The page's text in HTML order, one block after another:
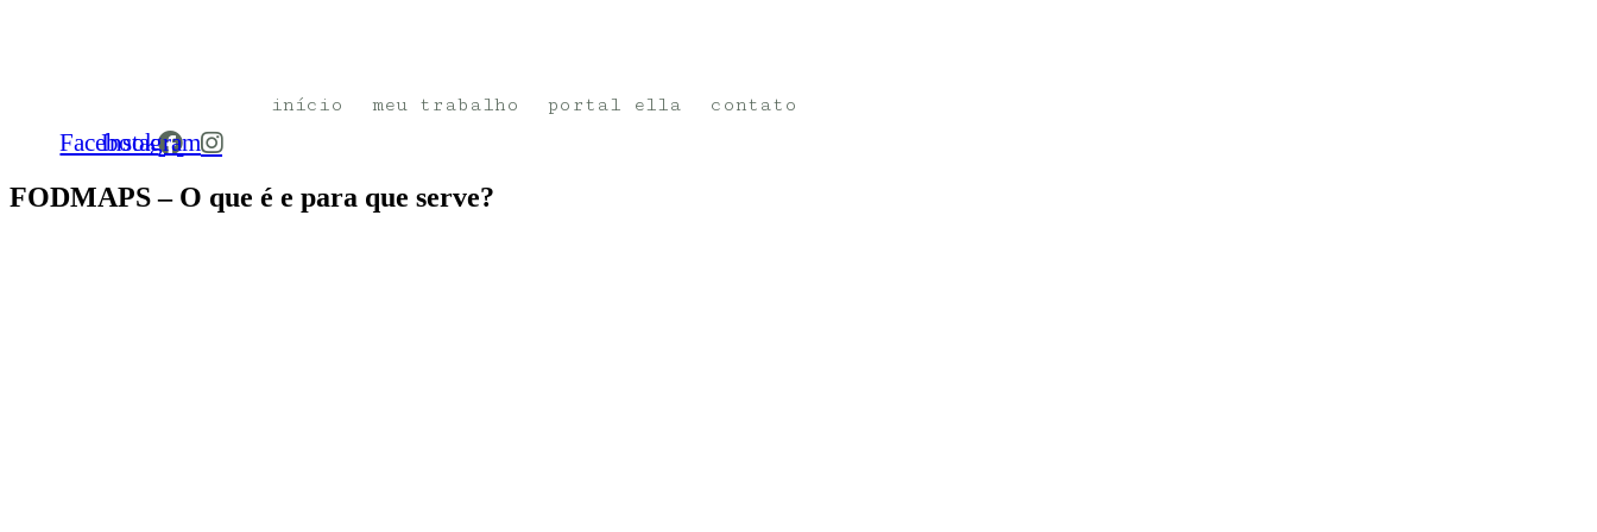
início meu trabalho portal ella contato
Facebook
Instagram
FODMAPS – O que é e para que serve?